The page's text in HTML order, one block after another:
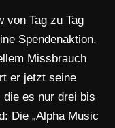
von Tag zu Tag
Spendenaktion,
Missbrauch
er jetzt seine
die es nur drei bis
Die „Alpha Music